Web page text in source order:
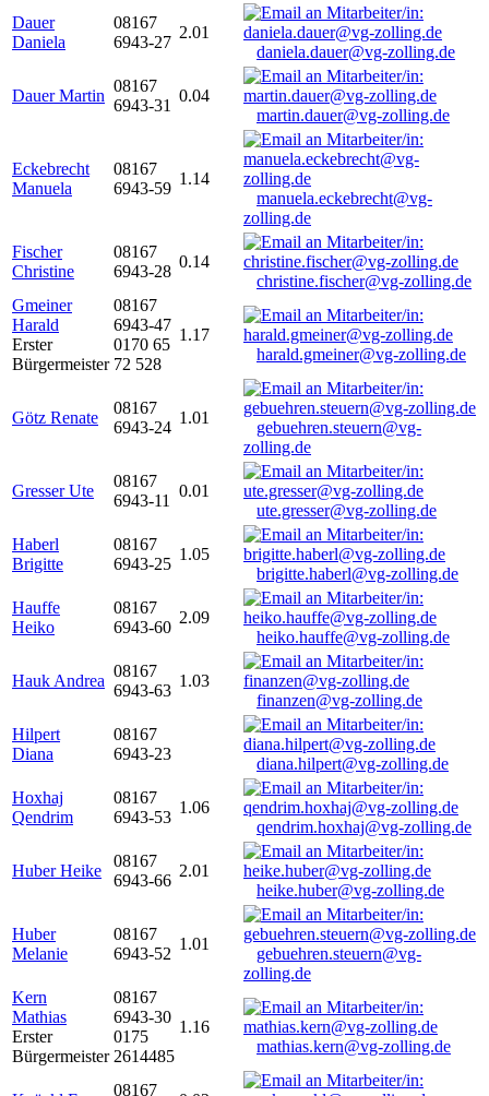
Dauer
Daniela
08167
6943-27
2.01
daniela.dauer@vg-zolling.de
Dauer Martin
08167
6943-31
0.04
martin.dauer@vg-zolling.de
Eckebrecht
Manuela
08167
6943-59
1.14
manuela.eckebrecht@vg-
zolling.de
Fischer
Christine
08167
6943-28
0.14
christine.fischer@vg-zolling.de
Gmeiner
Harald
Erster
Bürgermeister
08167
6943-47
0170 65
72 528
1.17
harald.gmeiner@vg-zolling.de
Götz Renate
08167
6943-24
1.01
gebuehren.steuern@vg-
zolling.de
Gresser Ute
08167
6943-11
0.01
ute.gresser@vg-zolling.de
Haberl
Brigitte
08167
6943-25
1.05
brigitte.haberl@vg-zolling.de
Hauffe
Heiko
08167
6943-60
2.09
heiko.hauffe@vg-zolling.de
Hauk Andrea
08167
6943-63
1.03
finanzen@vg-zolling.de
Hilpert
Diana
08167
6943-23
diana.hilpert@vg-zolling.de
Hoxhaj
Qendrim
08167
6943-53
1.06
qendrim.hoxhaj@vg-zolling.de
Huber Heike
08167
6943-66
2.01
heike.huber@vg-zolling.de
Huber
Melanie
08167
6943-52
1.01
gebuehren.steuern@vg-
zolling.de
Kern
Mathias
Erster
Bürgermeister
08167
6943-30
0175
2614485
1.16
mathias.kern@vg-zolling.de
08167